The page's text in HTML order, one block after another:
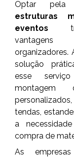
Optar
estruturas
eventos
organizadores.
solução
esse
montagem
tendas,
a
compra de
As empresas